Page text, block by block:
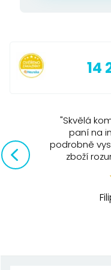
Udržení teploty
Stopky
Ochrana proti
Ochrana proti
Otočná základna
Možnost přepínat
14
"Skvělá
paní na
podrobně
zboží